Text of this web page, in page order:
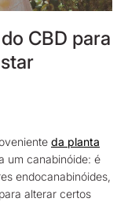
CBD para
da planta
um canabinóide: é
endocanabinóides,
alterar certos